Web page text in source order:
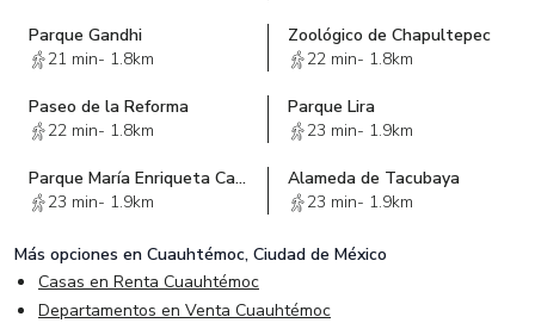
Parque Gandhi
21 min- 1.8km
Zoológico de Chapultepec
22 min- 1.8km
Paseo de la Reforma
22 min- 1.8km
Parque Lira
23 min- 1.9km
Parque María Enriqueta Camarillo
23 min- 1.9km
Alameda de Tacubaya
23 min- 1.9km
Más opciones en Cuauhtémoc, Ciudad de México
Casas en Renta Cuauhtémoc
Departamentos en Venta Cuauhtémoc